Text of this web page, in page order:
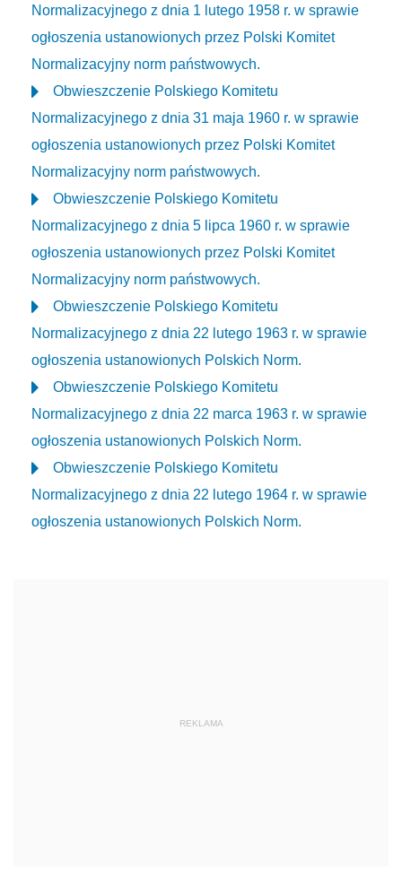
Normalizacyjnego z dnia 1 lutego 1958 r. w sprawie
ogłoszenia ustanowionych przez Polski Komitet
Normalizacyjny norm państwowych.
Obwieszczenie Polskiego Komitetu
Normalizacyjnego z dnia 31 maja 1960 r. w sprawie
ogłoszenia ustanowionych przez Polski Komitet
Normalizacyjny norm państwowych.
Obwieszczenie Polskiego Komitetu
Normalizacyjnego z dnia 5 lipca 1960 r. w sprawie
ogłoszenia ustanowionych przez Polski Komitet
Normalizacyjny norm państwowych.
Obwieszczenie Polskiego Komitetu
Normalizacyjnego z dnia 22 lutego 1963 r. w sprawie
ogłoszenia ustanowionych Polskich Norm.
Obwieszczenie Polskiego Komitetu
Normalizacyjnego z dnia 22 marca 1963 r. w sprawie
ogłoszenia ustanowionych Polskich Norm.
Obwieszczenie Polskiego Komitetu
Normalizacyjnego z dnia 22 lutego 1964 r. w sprawie
ogłoszenia ustanowionych Polskich Norm.